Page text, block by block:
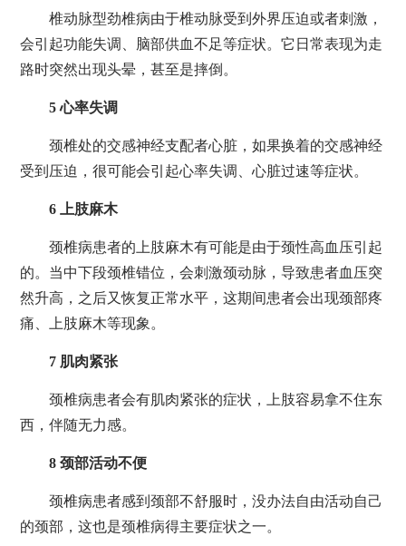
椎动脉型劲椎病由于椎动脉受到外界压迫或者刺激，
会引起功能失调、脑部供血不足等症状。它日常表现为走
路时突然出现头晕，甚至是摔倒。
5 心率失调
颈椎处的交感神经支配者心脏，如果换着的交感神经
受到压迫，很可能会引起心率失调、心脏过速等症状。
6 上肢麻木
颈椎病患者的上肢麻木有可能是由于颈性高血压引起
的。当中下段颈椎错位，会刺激颈动脉，导致患者血压突
然升高，之后又恢复正常水平，这期间患者会出现颈部疼
痛、上肢麻木等现象。
7 肌肉紧张
颈椎病患者会有肌肉紧张的症状，上肢容易拿不住东
西，伴随无力感。
8 颈部活动不便
颈椎病患者感到颈部不舒服时，没办法自由活动自己
的颈部，这也是颈椎病得主要症状之一。